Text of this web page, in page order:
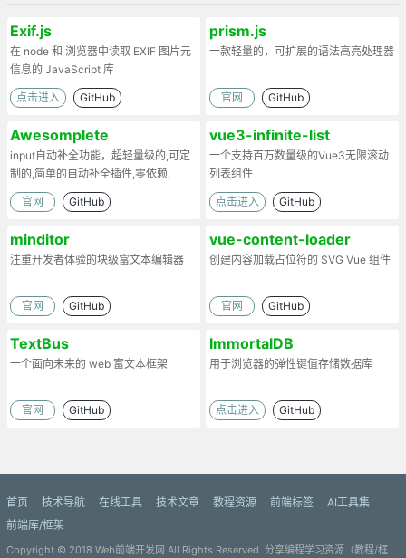
Exif.js
在 node 和 浏览器中读取 EXIF 图片元
信息的 JavaScript 库
点击进入 GitHub
prism.js
一款轻量的，可扩展的语法高亮处理器
官网 GitHub
Awesomplete
input自动补全功能，超轻量级的,可定
制的,简单的自动补全插件,零依赖,
官网 GitHub
vue3-infinite-list
一个支持百万数量级的Vue3无限滚动
列表组件
点击进入 GitHub
minditor
注重开发者体验的块级富文本编辑器
官网 GitHub
vue-content-loader
创建内容加载占位符的 SVG Vue 组件
官网 GitHub
TextBus
一个面向未来的 web 富文本框架
官网 GitHub
ImmortalDB
用于浏览器的弹性键值存储数据库
点击进入 GitHub
首页 技术导航 在线工具 技术文章 教程资源 前端标签
AI工具集
前端库/框架